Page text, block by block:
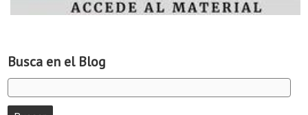
Busca en el Blog